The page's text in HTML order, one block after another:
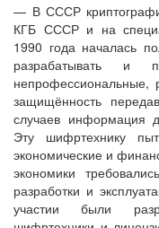
— В СССР
КГБ СССР и на
1990 года началась
разрабатывать и
непрофессиональные,
защищённость
случаев информация
Эту шифртехнику
экономические и
экономики
разработки и
участии были